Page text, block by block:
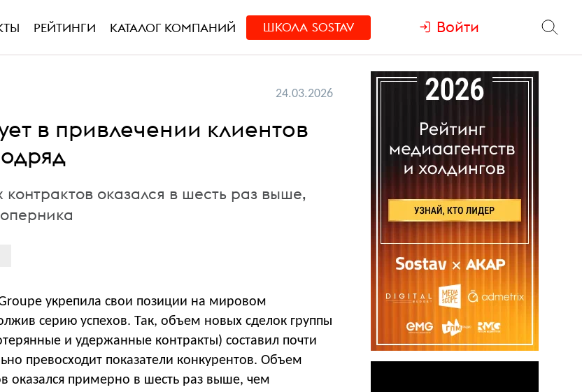
РЕЙТИНГИ КАТАЛОГ КОМПАНИЙ ШКОЛА SOSTAV Войти
24.03.2026
в привлечении клиентов
оказался в шесть раз выше,
укрепила свои позиции на мировом
серию успехов. Так, объем новых сделок группы
и удержанные контракты) составил почти
превосходит показатели конкурентов. Объем
оказался примерно в шесть раз выше, чем